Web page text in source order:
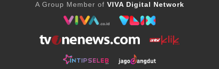
A Group Member of VIVA Digital Network